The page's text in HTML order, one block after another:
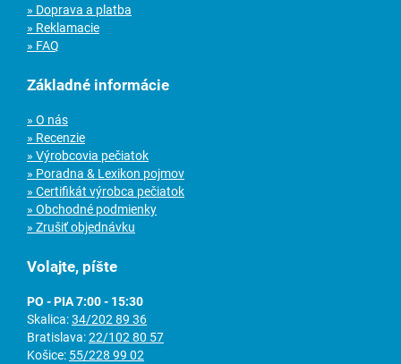
» Doprava a platba
» Reklamacie
» FAQ
Základné informácie
» O nás
» Recenzie
» Výrobcovia pečiatok
» Poradna & Lexikon pojmov
» Certifikát výrobca pečiatok
» Obchodné podmienky
» Zrušiť objednávku
Volajte, píšte
PO - PIA 7:00 - 15:30
Skalica:34/202 89 36
Bratislava:22/102 80 57
Košice: 55/228 99 02